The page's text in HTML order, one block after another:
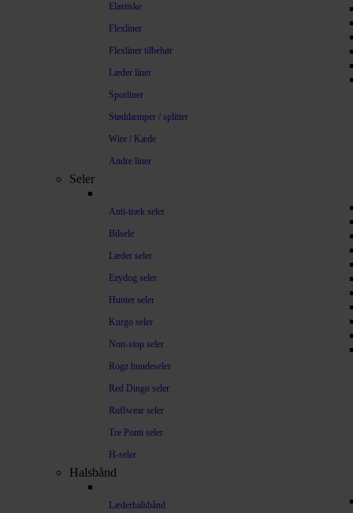
Elastiske
Flexliner
Flexliner tilbehør
Læder liner
Sporliner
Støddæmper / splitter
Wire / Kæde
Andre liner
Seler
Anti-træk seler
Bilsele
Læder seler
Ezydog seler
Hunter seler
Kurgo seler
Non-stop seler
Rogz hundeseler
Red Dingo seler
Ruffwear seler
Tre Ponti seler
H-seler
Halsbånd
Læderhalsbånd